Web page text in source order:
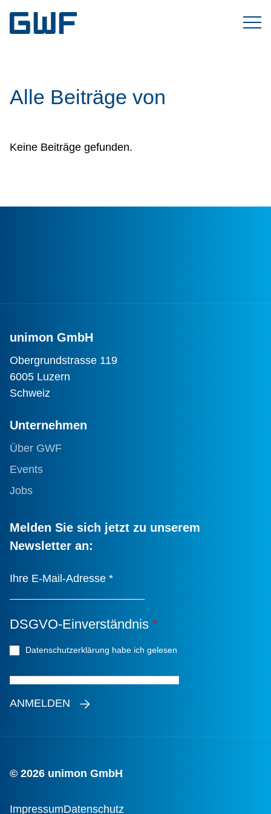
Alle Beiträge von
Keine Beiträge gefunden.
unimon GmbH
Obergrundstrasse 119
6005 Luzern
Schweiz
Unternehmen
Über GWF
Events
Jobs
Melden Sie sich jetzt zu unserem
Newsletter an:
Ihre E-Mail-Adresse *
DSGVO-Einverständnis *
Datenschutzerklärung habe ich gelesen
ANMELDEN
© 2026 unimon GmbH
ImpressumDatenschutz